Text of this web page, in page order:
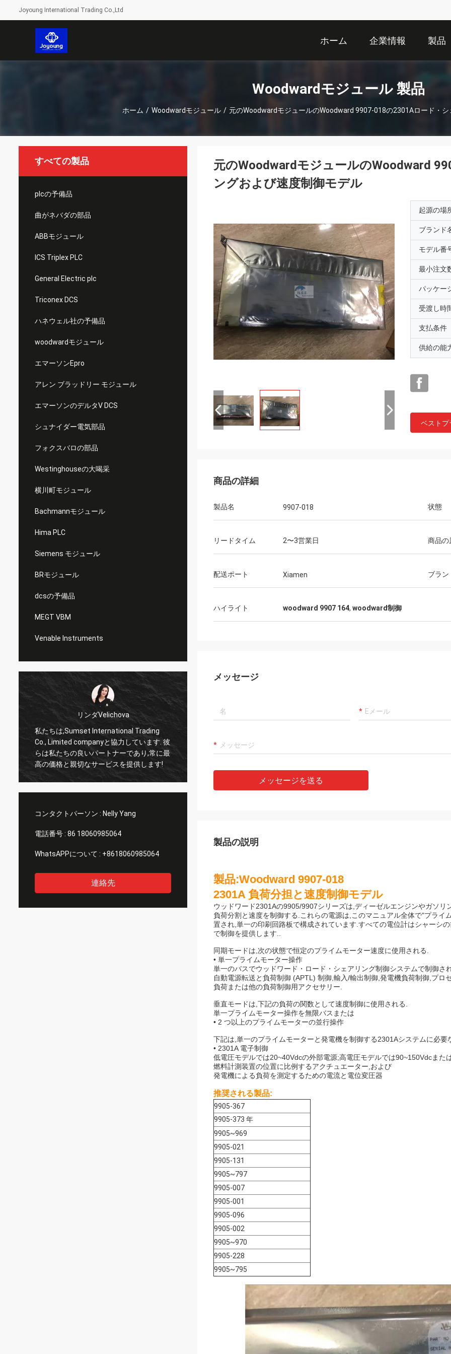
Joyoung International Trading Co.,Ltd
ホーム 企業情報 製品
Woodwardモジュール 製品
ホーム / Woodwardモジュール / 元のWoodwardモジュールのWoodward 9907-018の2301Aロード・
すべての製品
plcの予備品
曲がネバダの部品
ABBモジュール
ICS Triplex PLC
General Electric plc
Triconex DCS
ハネウェル社の予備品
woodwardモジュール
エマーソンEpro
アレン ブラッドリー モジュール
エマーソンのデルタV DCS
シュナイダー電気部品
フォクスバロの部品
Westinghouseの大喝采
横川町モジュール
Bachmannモジュール
Hima PLC
Siemens モジュール
BRモジュール
dcsの予備品
MEGT VBM
Venable Instruments
リンダVelichova
は,Sumset International Trading
companyと協力しています. 彼
たちの良いパートナーであり,常に最
格と親切なサービスを提供します!
モハメッドKhan
サムセット国際貿易株式会社,有限会社は信
頼できるパートナーです,我々はそこから商
品を輸入します. 良い品質の製品とタイム
リーなサービスを受け取り,それは私たちの
長い協力者になります!
Rahmat
達は名誉非常によい会社に協力するた
コンタクトパーソン : Nelly Yang
電話番号 : 86 18060985064
WhatsAPPについて : +8618060985064
連絡先
元のWoodwardモジュールのWoodward
ングおよび速度制御モデル
起源の場
ブランド
モデル番
最小注文
パッケー
受渡し時
支払条件
供給の能
ベストプ
商品の詳細
製品名 9907-018 状態
リードタイム 2〜3営業日 商品の
配送ポート Xiamen ブラン
ハイライト woodward 9907 164, woodward制御
メッセージ
メッセージを送る
製品の説明
製品:Woodward 9907-018
2301A 負荷分担と速度制御モデル
ウッドワード2301Aの9905/9907シリーズは,ディーゼルエンジンやガソ
負荷分割と速度を制御する.これらの電源は,このマニュアル全体で"プラ
置され,単一の印刷回路板で構成されています.すべての電位計はシャーシ
で制御を提供します..
同期モードは,次の状態で恒定のプライムモーター速度に使用される.
• 単一プライムモーター操作
単一のバスでウッドワード・ロード・シェアリング制御システムで制御さ
自動電源転送と負荷制御 (APTL) 制御,輸入/輸出制御,発電機負荷制御,プロ
負荷または他の負荷制御用アクセサリー.
垂直モードは,下記の負荷の関数として速度制御に使用される.
単一プライムモーター操作を無限バスまたは
• 2 つ以上のプライムモーターの並行操作
下記は,単一のプライムモーターと発電機を制御する2301Aシステムに必要
• 2301A 電子制御
低電圧モデルでは20~40Vdcの外部電源;高電圧モデルでは90~150Vdcまた
燃料計測装置の位置に比例するアクチュエーター,および
発電機による負荷を測定するための電流と電位変圧器
推奨される製品:
9905-367
9905-373 年
9905~969
9905-021
9905-131
9905~797
9905-007
9905-001
9905-096
9905-002
9905~970
9905-228
9905~795